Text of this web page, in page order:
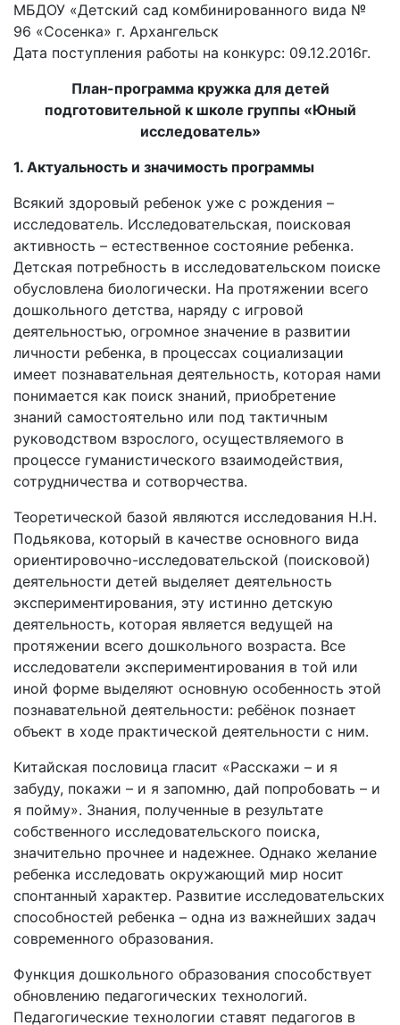
МБДОУ «Детский сад комбинированного вида №
96 «Сосенка» г. Архангельск
Дата поступления работы на конкурс: 09.12.2016г.
План-программа кружка для детей
подготовительной к школе группы «Юный
исследователь»
1. Актуальность и значимость программы
Всякий здоровый ребенок уже с рождения –
исследователь. Исследовательская, поисковая
активность – естественное состояние ребенка.
Детская потребность в исследовательском поиске
обусловлена биологически. На протяжении всего
дошкольного детства, наряду с игровой
деятельностью, огромное значение в развитии
личности ребенка, в процессах социализации
имеет познавательная деятельность, которая нами
понимается как поиск знаний, приобретение
знаний самостоятельно или под тактичным
руководством взрослого, осуществляемого в
процессе гуманистического взаимодействия,
сотрудничества и сотворчества.
Теоретической базой являются исследования Н.Н.
Подьякова, который в качестве основного вида
ориентировочно-исследовательской (поисковой)
деятельности детей выделяет деятельность
экспериментирования, эту истинно детскую
деятельность, которая является ведущей на
протяжении всего дошкольного возраста. Все
исследователи экспериментирования в той или
иной форме выделяют основную особенность этой
познавательной деятельности: ребёнок познает
объект в ходе практической деятельности с ним.
Китайская пословица гласит «Расскажи – и я
забуду, покажи – и я запомню, дай попробовать – и
я пойму». Знания, полученные в результате
собственного исследовательского поиска,
значительно прочнее и надежнее. Однако желание
ребенка исследовать окружающий мир носит
спонтанный характер. Развитие исследовательских
способностей ребенка – одна из важнейших задач
современного образования.
Функция дошкольного образования способствует
обновлению педагогических технологий.
Педагогические технологии ставят педагогов в